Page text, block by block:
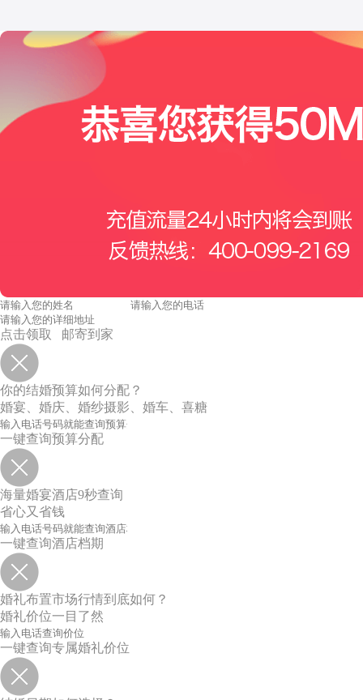
点击领取 邮寄到家
你的结婚预算如何分配？
婚宴、婚庆、婚纱摄影、婚车、喜糖
一键查询预算分配
海量婚宴酒店9秒查询
省心又省钱
一键查询酒店档期
婚礼布置市场行情到底如何？
婚礼价位一目了然
一键查询专属婚礼价位